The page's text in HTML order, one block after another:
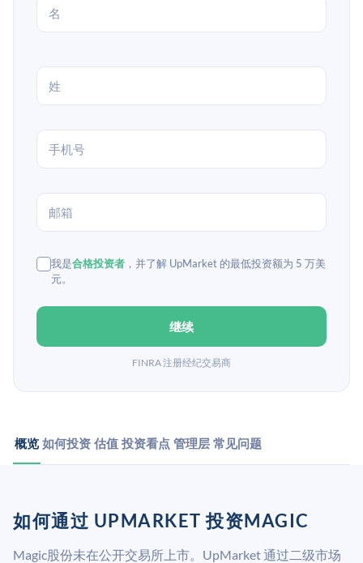
我是合格投资者 ，并了解 UpMarket 的最低投资额为 5 万美
元。
继续
FINRA 注册经纪交易商
概览 如何投资 估值 投资看点 管理层 常见问题
如何通过 UPMARKET 投资MAGIC
Magic股份未在公开交易所上市。UpMarket 通过二级市场